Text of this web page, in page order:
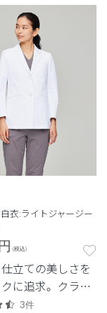
ャージー」のレ
ショートコート。
衣:ライトジャージー
円 (税込)
立ての美しさを
に追求。クラシ
出せない、新素
3件